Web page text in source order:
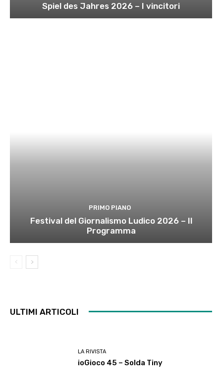
Spiel des Jahres 2026 – I vincitori
PRIMO PIANO
Festival del Giornalismo Ludico 2026 – Il
Programma
ULTIMI ARTICOLI
LA RIVISTA
ioGioco 45 – Solda Tiny